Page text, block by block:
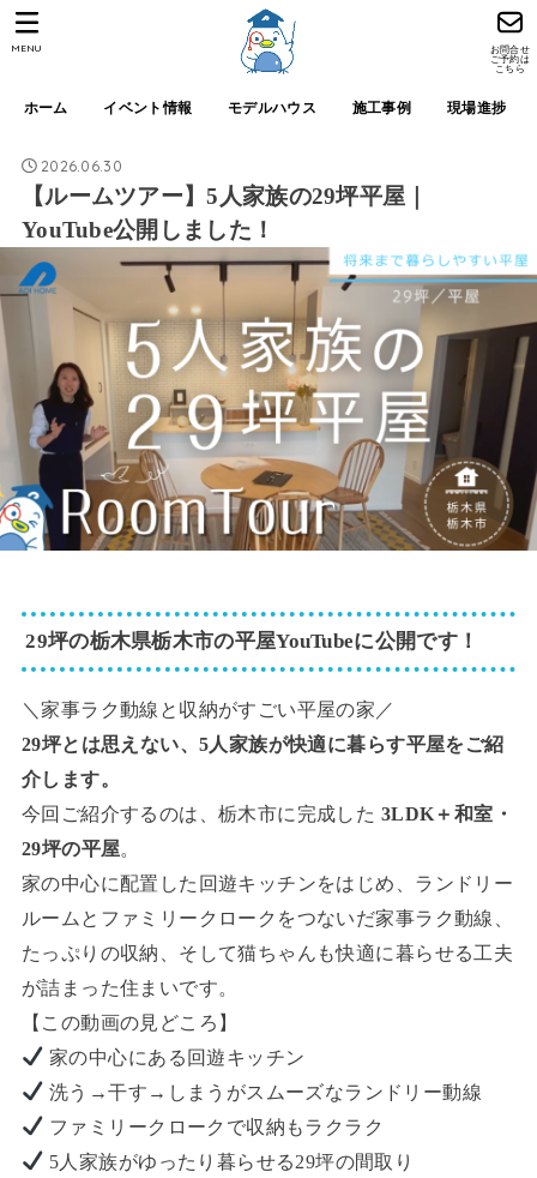
ホーム イベント情報 モデルハウス 施工事例 現場進捗
お問合せ
ご予約は
こちら
MENU
2026.06.30
【ルームツアー】5人家族の29坪平屋｜
YouTube公開しました！
29坪の栃木県栃木市の平屋YouTubeに公開です！
＼家事ラク動線と収納がすごい平屋の家／
29坪とは思えない、5人家族が快適に暮らす平屋をご紹
介します。
今回ご紹介するのは、栃木市に完成した 3LDK＋和室・
29坪の平屋。
家の中心に配置した回遊キッチンをはじめ、ランドリー
ルームとファミリークロークをつないだ家事ラク動線、
たっぷりの収納、そして猫ちゃんも快適に暮らせる工夫
が詰まった住まいです。
【この動画の見どころ】
家の中心にある回遊キッチン
洗う→干す→しまうがスムーズなランドリー動線
ファミリークロークで収納もラクラク
5人家族がゆったり暮らせる29坪の間取り